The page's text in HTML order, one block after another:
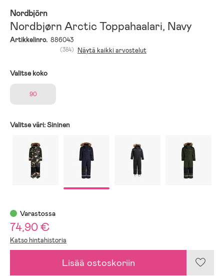
Nordbjörn
Nordbjørn Arctic Toppahaalari, Navy
Artikkelinro. 886043
(384) Näytä kaikki arvostelut
Valitse koko
90
Valitse väri:Sininen
Varastossa
74,90 €
Katso hintahistoria
Lisää ostoskoriin